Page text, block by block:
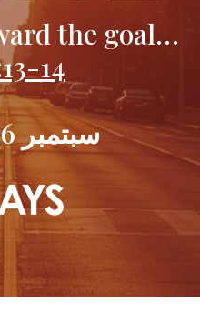
the goal…
14
11-21 سبتمبر 2026